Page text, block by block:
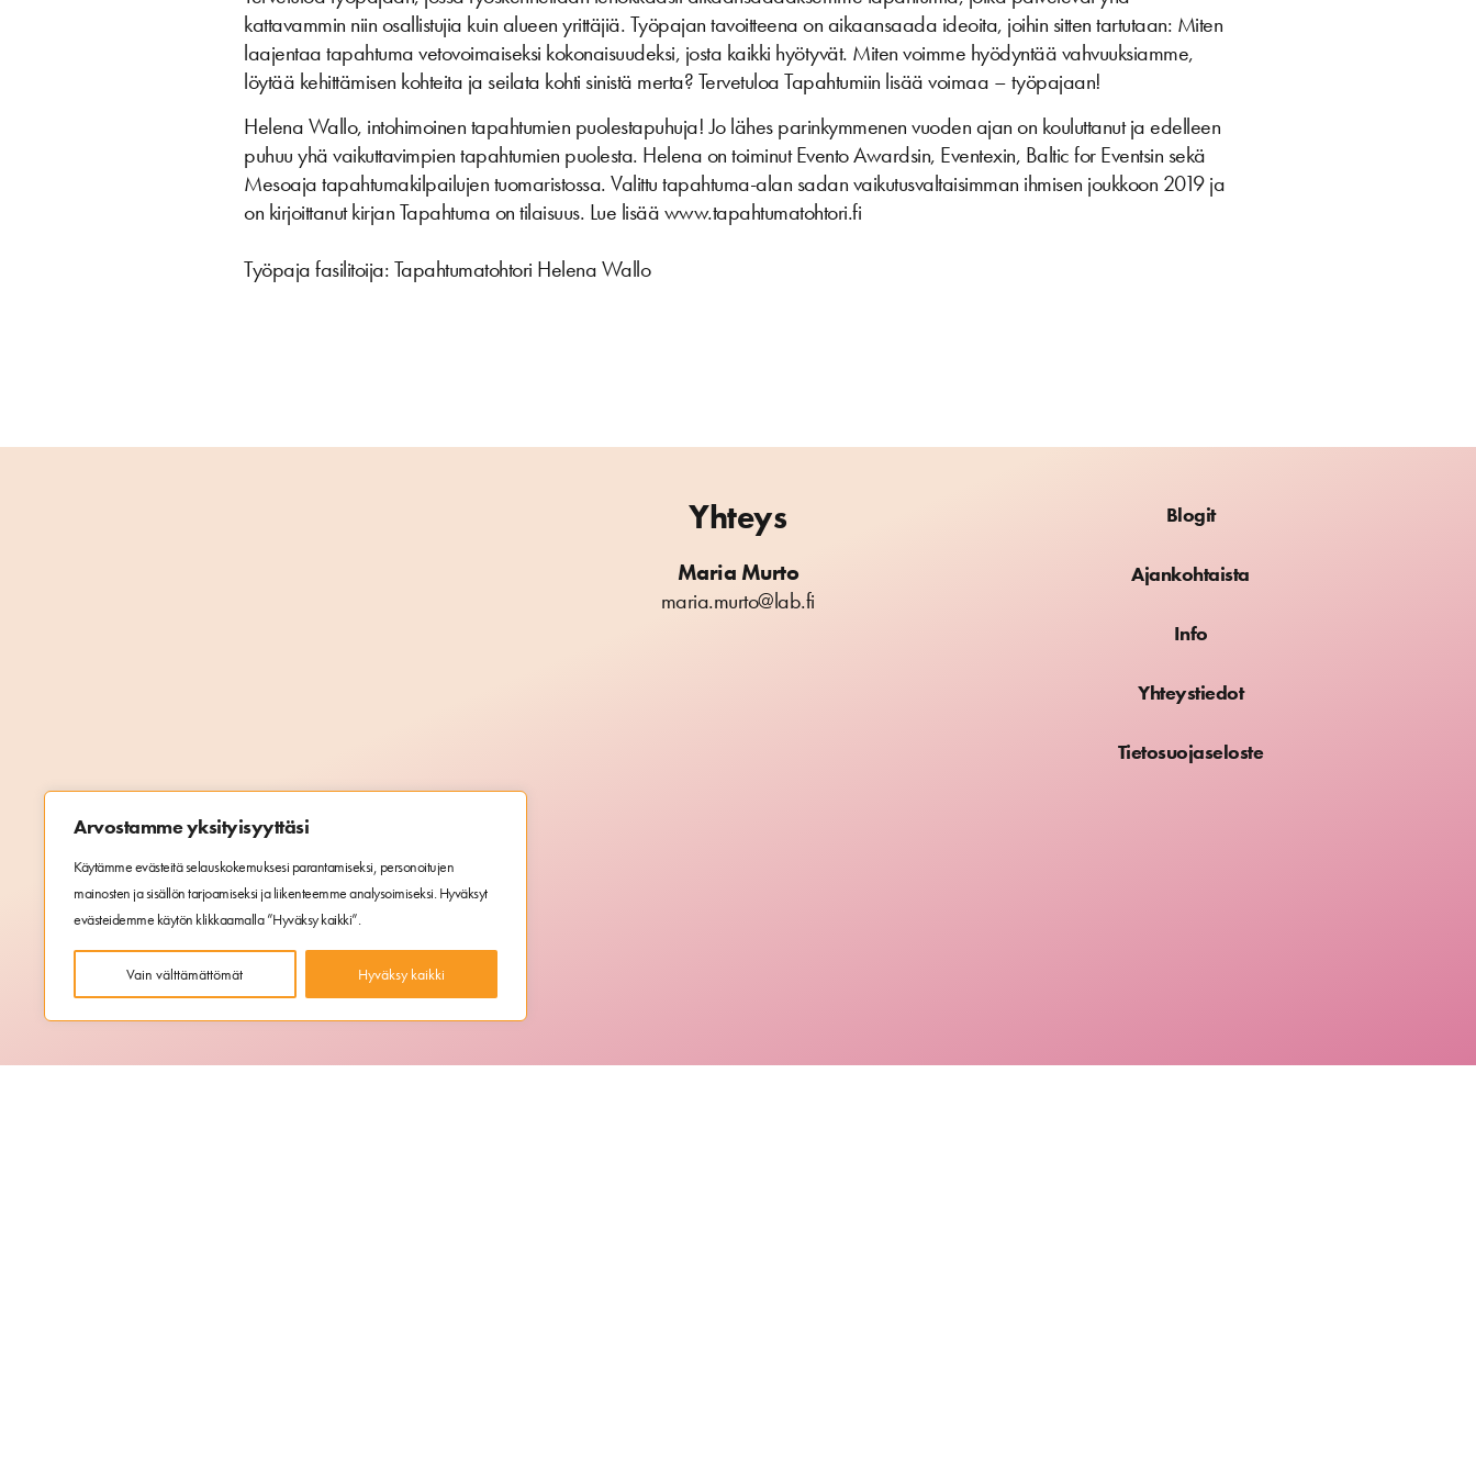
Arvostamme yksityisyyttäsi
Käytämme evästeitä selauskokemuksesi parantamiseksi, personoitujen
mainosten ja sisällön tarjoamiseksi ja liikenteemme analysoimiseksi. Hyväksyt
evästeidemme käytön klikkaamalla ”Hyväksy kaikki”.
Vain välttämättömät Hyväksy kaikki
kattavammin niin osallistujia kuin alueen yrittäjiä. Työpajan tavoitteena on aikaansaada ideoita, joihin sitten tartutaan: Miten
laajentaa tapahtuma vetovoimaiseksi kokonaisuudeksi, josta kaikki hyötyvät. Miten voimme hyödyntää vahvuuksiamme,
löytää kehittämisen kohteita ja seilata kohti sinistä merta? Tervetuloa Tapahtumiin lisää voimaa – työpajaan!
Helena Wallo, intohimoinen tapahtumien puolestapuhuja! Jo lähes parinkymmenen vuoden ajan on kouluttanut ja edelleen
puhuu yhä vaikuttavimpien tapahtumien puolesta. Helena on toiminut Evento Awardsin, Eventexin, Baltic for Eventsin sekä
Mesoaja tapahtumakilpailujen tuomaristossa. Valittu tapahtuma-alan sadan vaikutusvaltaisimman ihmisen joukkoon 2019 ja
on kirjoittanut kirjan Tapahtuma on tilaisuus. Lue lisää www.tapahtumatohtori.fi
Työpaja fasilitoija: Tapahtumatohtori Helena Wallo
Yhteys
Maria Murto
maria.murto@lab.fi
Blogit
Ajankohtaista
Info
Yhteystiedot
Tietosuojaseloste